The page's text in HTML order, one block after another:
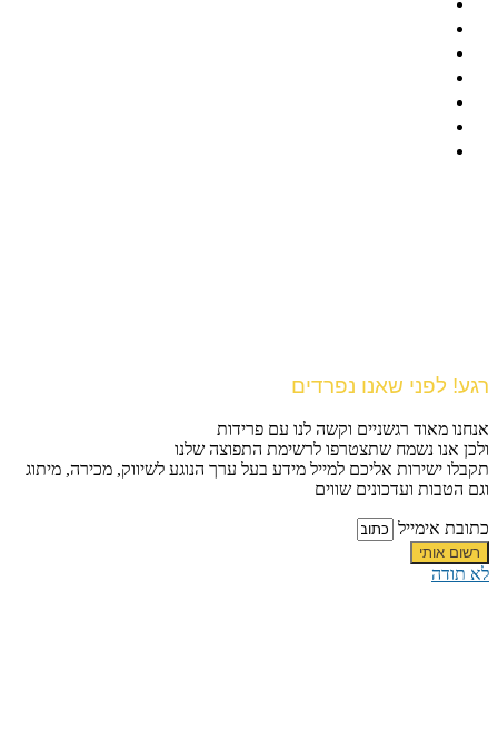
רגע! לפני שאנו נפרדים
אנחנו מאוד רגשניים וקשה לנו עם פרידות
ולכן אנו נשמח שתצטרפו לרשימת התפוצה שלנו
תקבלו ישירות אליכם למייל מידע בעל ערך הנוגע לשיווק, מכירה, מיתוג
וגם הטבות ועדכונים שווים
כתובת אימייל
רשום אותי
לא תודה